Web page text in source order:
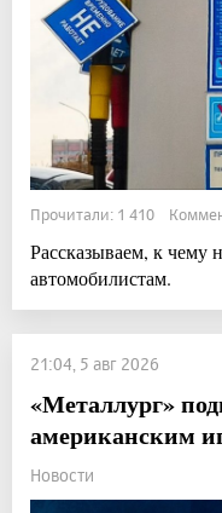
Прочитали: 1 410
Рассказываем, к чему
автомобилистам.
21:04, 5 авг 2026
«Металлург»
американским
Новости